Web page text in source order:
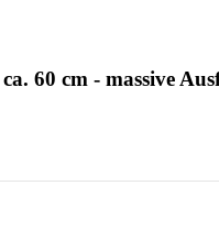
60 cm - massive